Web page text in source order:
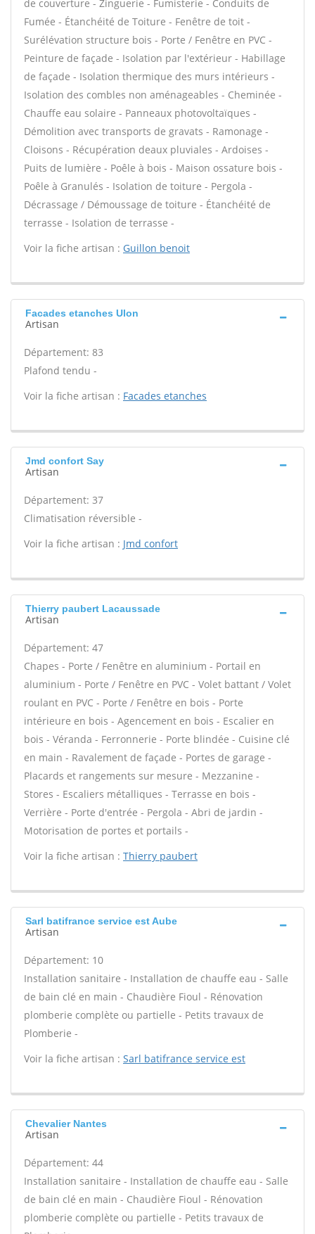
de couverture - Zinguerie - Fumisterie - Conduits de
Fumée - Étanchéité de Toiture - Fenêtre de toit -
Surélévation structure bois - Porte / Fenêtre en PVC -
Peinture de façade - Isolation par l'extérieur - Habillage
de façade - Isolation thermique des murs intérieurs -
Isolation des combles non aménageables - Cheminée -
Chauffe eau solaire - Panneaux photovoltaïques -
Démolition avec transports de gravats - Ramonage -
Cloisons - Récupération deaux pluviales - Ardoises -
Puits de lumière - Poêle à bois - Maison ossature bois -
Poêle à Granulés - Isolation de toiture - Pergola -
Décrassage / Démoussage de toiture - Étanchéité de
terrasse - Isolation de terrasse -
Voir la fiche artisan : Guillon benoit
Facades etanches Ulon
Artisan
Département: 83
Plafond tendu -
Voir la fiche artisan : Facades etanches
Jmd confort Say
Artisan
Département: 37
Climatisation réversible -
Voir la fiche artisan : Jmd confort
Thierry paubert Lacaussade
Artisan
Département: 47
Chapes - Porte / Fenêtre en aluminium - Portail en
aluminium - Porte / Fenêtre en PVC - Volet battant / Volet
roulant en PVC - Porte / Fenêtre en bois - Porte
intérieure en bois - Agencement en bois - Escalier en
bois - Véranda - Ferronnerie - Porte blindée - Cuisine clé
en main - Ravalement de façade - Portes de garage -
Placards et rangements sur mesure - Mezzanine -
Stores - Escaliers métalliques - Terrasse en bois -
Verrière - Porte d'entrée - Pergola - Abri de jardin -
Motorisation de portes et portails -
Voir la fiche artisan : Thierry paubert
Sarl batifrance service est Aube
Artisan
Département: 10
Installation sanitaire - Installation de chauffe eau - Salle
de bain clé en main - Chaudière Fioul - Rénovation
plomberie complète ou partielle - Petits travaux de
Plomberie -
Voir la fiche artisan : Sarl batifrance service est
Chevalier Nantes
Artisan
Département: 44
Installation sanitaire - Installation de chauffe eau - Salle
de bain clé en main - Chaudière Fioul - Rénovation
plomberie complète ou partielle - Petits travaux de